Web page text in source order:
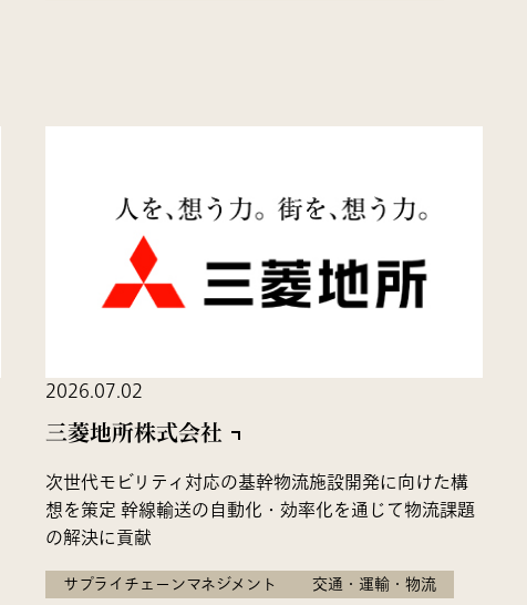
2026.07.02
三菱地所株式会社
次世代モビリティ対応の基幹物流施設開発に向けた構
想を策定 幹線輸送の自動化・効率化を通じて物流課題
の解決に貢献
サプライチェーンマネジメント 交通・運輸・物流